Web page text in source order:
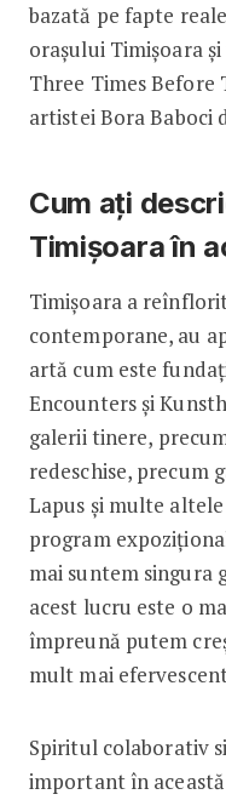
bazată pe fapte
orașului Timișoara și
Three Times Before
artistei Bora Baboci
Cum ați
Timișoara în
Timișoara a
contemporane, au
artă cum este
Encounters și
galerii tinere,
redeschise, precum
Lapus și multe
program
mai suntem singura
acest lucru este o
împreună putem
mult mai
Spiritul colaborativ
important în